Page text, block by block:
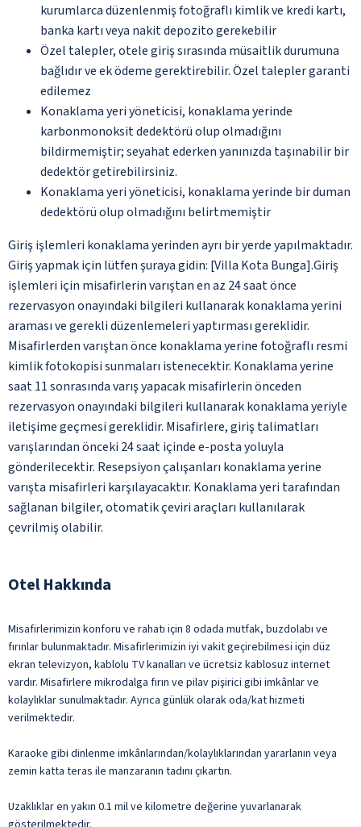
kurumlarca düzenlenmiş fotoğraflı kimlik ve kredi kartı,
banka kartı veya nakit depozito gerekebilir
Özel talepler, otele giriş sırasında müsaitlik durumuna
bağlıdır ve ek ödeme gerektirebilir. Özel talepler garanti
edilemez
Konaklama yeri yöneticisi, konaklama yerinde
karbonmonoksit dedektörü olup olmadığını
bildirmemiştir; seyahat ederken yanınızda taşınabilir bir
dedektör getirebilirsiniz.
Konaklama yeri yöneticisi, konaklama yerinde bir duman
dedektörü olup olmadığını belirtmemiştir
Giriş işlemleri konaklama yerinden ayrı bir yerde yapılmaktadır.
Giriş yapmak için lütfen şuraya gidin: [Villa Kota Bunga].Giriş
işlemleri için misafirlerin varıştan en az 24 saat önce
rezervasyon onayındaki bilgileri kullanarak konaklama yerini
araması ve gerekli düzenlemeleri yaptırması gereklidir.
Misafirlerden varıştan önce konaklama yerine fotoğraflı resmi
kimlik fotokopisi sunmaları istenecektir. Konaklama yerine
saat 11 sonrasında varış yapacak misafirlerin önceden
rezervasyon onayındaki bilgileri kullanarak konaklama yeriyle
iletişime geçmesi gereklidir. Misafirlere, giriş talimatları
varışlarından önceki 24 saat içinde e-posta yoluyla
gönderilecektir. Resepsiyon çalışanları konaklama yerine
varışta misafirleri karşılayacaktır. Konaklama yeri tarafından
sağlanan bilgiler, otomatik çeviri araçları kullanılarak
çevrilmiş olabilir.
Otel Hakkında
Misafirlerimizin konforu ve rahatı için 8 odada mutfak, buzdolabı ve
fırınlar bulunmaktadır. Misafirlerimizin iyi vakit geçirebilmesi için düz
ekran televizyon, kablolu TV kanalları ve ücretsiz kablosuz internet
vardır. Misafirlere mikrodalga fırın ve pilav pişirici gibi imkânlar ve
kolaylıklar sunulmaktadır. Ayrıca günlük olarak oda/kat hizmeti
verilmektedir.
Karaoke gibi dinlenme imkânlarından/kolaylıklarından yararlanın veya
zemin katta teras ile manzaranın tadını çıkartın.
Uzaklıklar en yakın 0.1 mil ve kilometre değerine yuvarlanarak